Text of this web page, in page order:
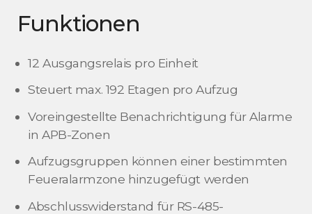
Funktionen
12 Ausgangsrelais pro Einheit
Steuert max. 192 Etagen pro Aufzug
Voreingestellte Benachrichtigung für Alarme
in APB-Zonen
Aufzugsgruppen können einer bestimmten
Feueralarmzone hinzugefügt werden
Abschlusswiderstand für RS-485-